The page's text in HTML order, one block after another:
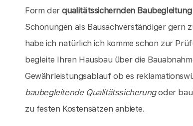
Form derqualitätssichernden Baubegleitung
Schonungen als Bausachverständiger gern
habe ich natürlich ich komme schon zur
begleite Ihren Hausbau über die
Gewährleistungsablauf ob es
baubegleitende Qualitätssicherungoder
zu festen Kostensätzen anbiete.